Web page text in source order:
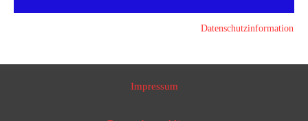
Datenschutzinformation
Impressum